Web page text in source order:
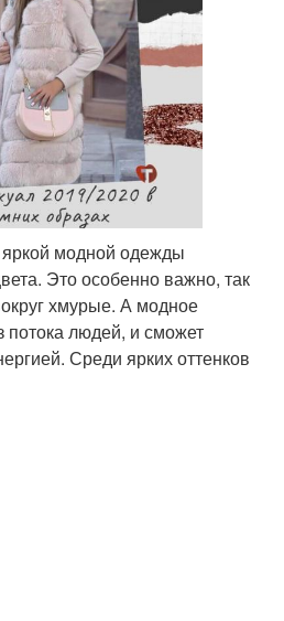
модной одежды
Это особенно важно, так
хмурые. А модное
людей, и сможет
Среди ярких оттенков